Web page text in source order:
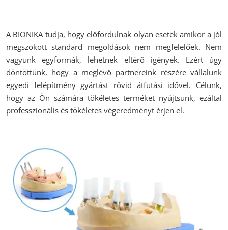
A BIONIKA tudja, hogy előfordulnak olyan esetek amikor a jól
megszokott standard megoldások nem megfelelőek. Nem
vagyunk egyformák, lehetnek eltérő igények. Ezért úgy
döntöttünk, hogy a meglévő partnereink részére vállalunk
egyedi felépítmény gyártást rövid átfutási idővel. Célunk,
hogy az Ön számára tökéletes terméket nyújtsunk, ezáltal
professzionális és tökéletes végeredményt érjen el.